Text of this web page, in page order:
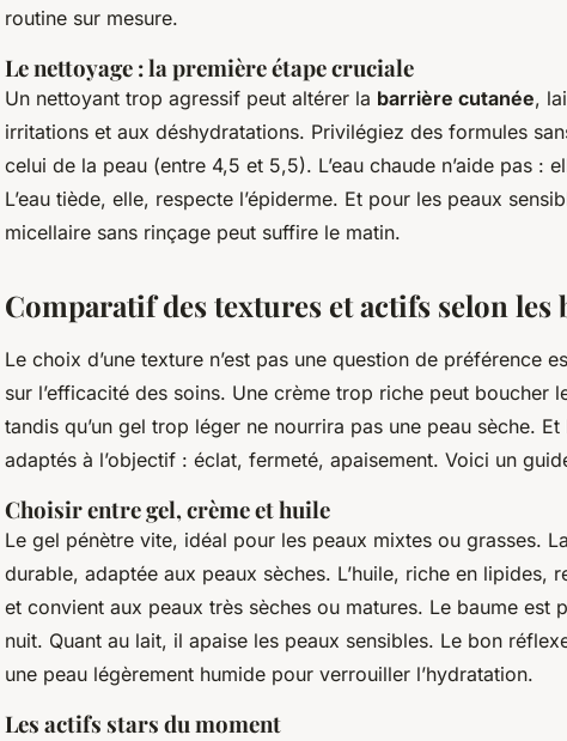
routine sur mesure.
Le nettoyage : la première étape cruciale
Un nettoyant trop agressif peut altérer la barrière cutanée,
irritations et aux déshydratations. Privilégiez des formules
celui de la peau (entre 4,5 et 5,5). L’eau chaude n’aide pas :
L’eau tiède, elle, respecte l’épiderme. Et pour les peaux
micellaire sans rinçage peut suffire le matin.
Comparatif des textures et actifs selon les
Le choix d’une texture n’est pas une question de préférence
sur l’efficacité des soins. Une crème trop riche peut boucher
tandis qu’un gel trop léger ne nourrira pas une peau sèche.
adaptés à l’objectif : éclat, fermeté, apaisement. Voici un
Choisir entre gel, crème et huile
Le gel pénètre vite, idéal pour les peaux mixtes ou grasses.
durable, adaptée aux peaux sèches. L’huile, riche en lipides,
et convient aux peaux très sèches ou matures. Le baume est
nuit. Quant au lait, il apaise les peaux sensibles. Le bon
une peau légèrement humide pour verrouiller l’hydratation.
Les actifs stars du moment